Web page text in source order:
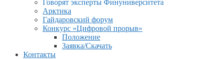
Говорят эксперты Финуниверситета
Арктика
Гайдаровский форум
Конкурс «Цифровой прорыв»
Положение
Заявка/Скачать
Контакты